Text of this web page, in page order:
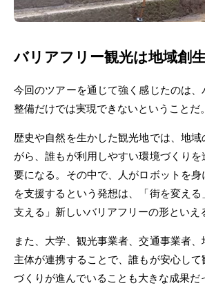
バリアフリー観光は地域創
今回のツアーを通じて強く感じたのは
整備だけでは実現できないということだ。
歴史や自然を生かした観光地では、地
がら、誰もが利用しやすい環境づくり
要になる。その中で、人がロボットを
を支援するという発想は、「街を変え
支える」新しいバリアフリーの形といえ
また、大学、観光事業者、交通事業者
主体が連携することで、誰もが安心し
づくりが進んでいることも大きな成果だ